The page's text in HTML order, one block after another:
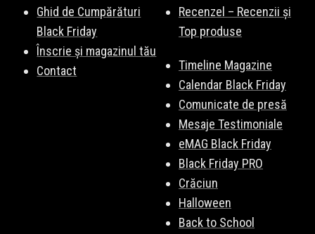
Ghid de Cumpărături
Black Friday
Înscrie și magazinul tău
Contact
Recenzel – Recenzii și
Top produse
Timeline Magazine
Calendar Black Friday
Comunicate de presă
Mesaje Testimoniale
eMAG Black Friday
Black Friday PRO
Crăciun
Halloween
Back to School